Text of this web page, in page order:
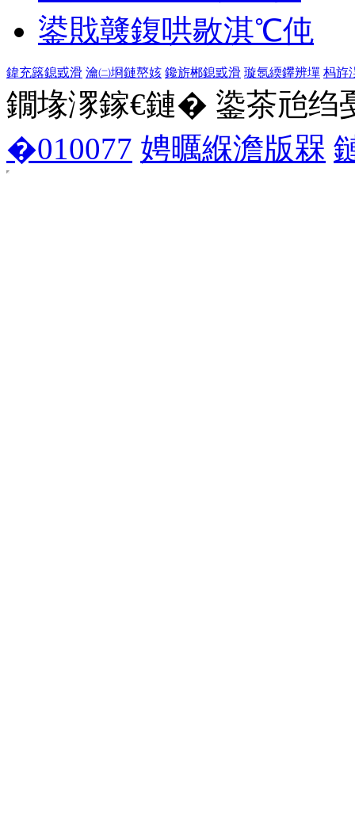
鍙戝竷鍑哄敭淇℃伅
鍏充簬鎴戜滑 瀹㈡埛鏈嶅姟 鑱旂郴鎴戜滑 璇氬緛鑻辨墠 杩斿
鐗堟潈鎵€鏈� 鍌茶兘绉
�010077 娉曞緥澹版槑